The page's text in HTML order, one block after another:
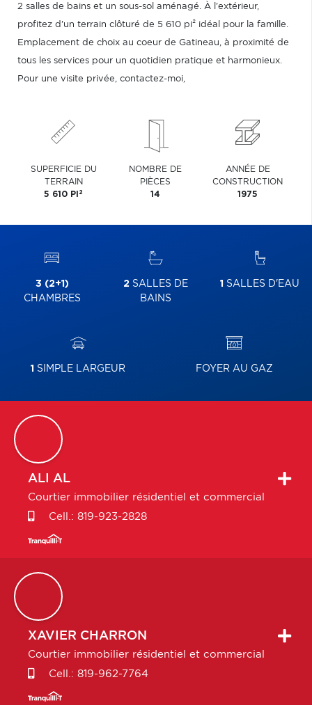
2 salles de bains et un sous-sol aménagé. À l'extérieur,
profitez d'un terrain clôturé de 5 610 pi² idéal pour la famille.
Emplacement de choix au coeur de Gatineau, à proximité de
tous les services pour un quotidien pratique et harmonieux.
Pour une visite privée, contactez-moi,
SUPERFICIE DU
TERRAIN
5 610 PI 2
NOMBRE DE
PIÈCES
14
ANNÉE DE
CONSTRUCTION
1975
3 (2+1)
CHAMBRES
2 SALLES DE
BAINS
1 SALLES D'EAU
1 SIMPLE LARGEUR FOYER AU GAZ
ALI AL
Courtier immobilier résidentiel et commercial
Cell.: 819-923-2828
XAVIER CHARRON
Courtier immobilier résidentiel et commercial
Cell.: 819-962-7764